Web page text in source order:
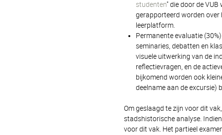
studenten" die door de
gerapporteerd worden over
leerplatform.
Permanente evaluatie
seminaries, debatten en
visuele uitwerking van de
reflectievragen, en de
bijkomend worden ook
deelname aan de excursie)
Om geslaagd te zijn voor dit
stadshistorische analyse.
voor dit vak. Het partieel